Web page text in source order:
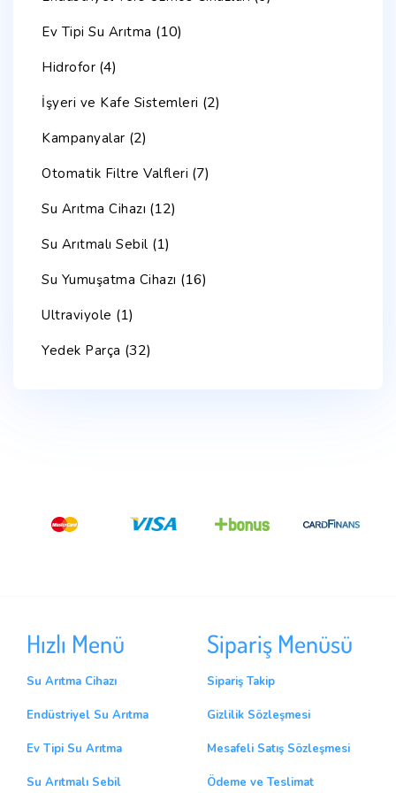
Ev Tipi Su Arıtma (10)
Hidrofor (4)
İşyeri ve Kafe Sistemleri (2)
Kampanyalar (2)
Otomatik Filtre Valfleri (7)
Su Arıtma Cihazı (12)
Su Arıtmalı Sebil (1)
Su Yumuşatma Cihazı (16)
Ultraviyole (1)
Yedek Parça (32)
Hızlı Menü
Su Arıtma Cihazı
Endüstriyel Su Arıtma
Ev Tipi Su Arıtma
Su Arıtmalı Sebil
Sipariş Menüsü
Sipariş Takip
Gizlilik Sözleşmesi
Mesafeli Satış Sözleşmesi
Ödeme ve Teslimat